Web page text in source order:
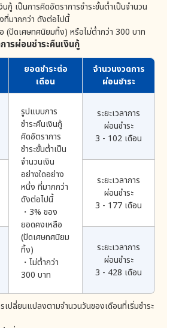
ประโยชน์แห่งเงื่อนเวลาทันที โดยไม่ต้องได้
วจากบริษัท เมื่อมีเหตุการณ์ใดเหตุการณ์หนึ่ง
นแก่ลูกค้า และบริษัทสามารถเรียกให้ลูกค้า
ดได้โดยพลัน
ลสั่งให้เป็นบุคคลไร้ความสามารถ ถูกศาลสั่ง
ลูกค้าอยู่ภายใต้การจัดการของศาล หรือศาล
สินอยู่ภายใต้การดูแลควบคุมของเจ้า
ษ์ทรัพย์
งแก่ความตาย
าถูกบังคับคดี ถูกยึดหรืออายัดทรัพย์ หรือยอม
ายัดตามกฎหมายหรือคำพิพากษา
ใดเหตุการณ์หนึ่งดังต่อไปนี้เกิดขึ้นแก่ลูกค้า
เป็นเหตุผิดสัญญา ซึ่งบริษัทจะบอกกล่าวลูกค้า
อแก้ไขเหตุผิดสัญญาดังกล่าวภายในระยะ
ไม่ปฏิบัติตามเงื่อนไขแห่งสัญญาฉบับนี้
ให้ข้อมูลอันเป็นเท็จ หรือมอบเอกสารหลักฐาน
ามอันเป็นเท็จ หรือเป็นเอกสารปลอมแก่บริษัท
ม่ชำระหนี้ทั้งหมดหรือบางส่วนของหนี้งวดใด
กต้องครบถ้วนตามเงื่อนไขของสัญญาฉบับนี้
ารผิดสัญญาภายในเวลาที่กำหนดไว้ในคำ
ทมีสิทธิที่จะเรียกให้ลูกค้าชำระหนี้ทั้งหมดที่ยัง
อ (ยกเว้นไฟล์เสียงสนทนา, IP
ละ คุกกี้)
นทนา
6
เดือน
เดือน
อื่นตามกฎหมายที่สามารถจัดเก็บไว้ได้นานกว่า
การปฏิบัติตามกฎหมาย หรือเพื่อการใช้สิทธิ
กฎหมาย
การเมื่อพ้นระยะเวลาจัดเก็บ
บุคคลที่จัดเก็บเป็นเอกสารที่เป็นลายลักษณ์
ลายภายใน 3 เดือนนับแต่สิ้นสุดระยะเวลาจัด
นบุคคลที่จัดเก็บด้วยวิธีทางอิเล็กทรอนิกส์ จะ
1 เดือนนับแต่สิ้นสุดระยะเวลาจัดเก็บ
ปนี้
รเพิกถอนความยินยอม : ลูกค้ามีสิทธิในการ
ก็บอยู่กับบริษัท
เข้าถึงข้อมูลส่วนบุคคล : ลูกค้ามีสิทธิในการ
กู้ เป็นการคิดอัตราการชำระขั้นต่ำเป็นจำนวน
ที่มากกว่า ดังต่อไปนี้
(ปัดเศษทศนิยมทิ้ง) หรือไม่ต่ำกว่า 300 บาท
ารผ่อนชำระคืนเงินกู้
ยอดชำระต่อ
เดือน
จำนวนงวดการ
ผ่อนชำระ
รูปแบบการ
ชำระคืนเงินกู้
คิดอัตราการ
ชำระขั้นต่ำเป็น
จำนวนเงิน
อย่างใดอย่าง
หนึ่ง ที่มากกว่า
ดังต่อไปนี้
・3% ของ
ยอดคงเหลือ
(ปัดเศษทศนิยม
ทิ้ง)
・ไม่ต่ำกว่า
300 บาท
ระยะเวลาการ
ผ่อนชำระ
3 - 102 เดือน
ระยะเวลาการ
ผ่อนชำระ
3 - 177 เดือน
ระยะเวลาการ
ผ่อนชำระ
3 - 428 เดือน
เปลี่ยนแปลงตามจำนวนวันของเดือนที่เริ่มชำระ